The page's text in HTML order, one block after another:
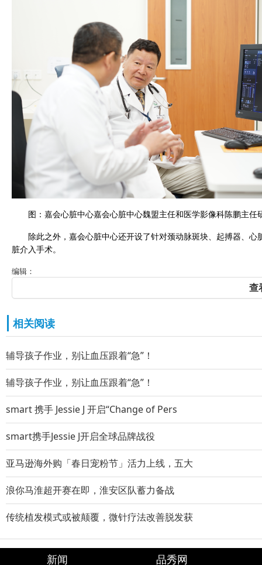
图：嘉会心脏中心嘉会心脏中心魏盟主任和医学影像科陈鹏主任
除此之外，嘉会心脏中心还开设了针对颈动脉斑块、起搏器、
脏介入手术。
编辑：
查
相关阅读
辅导孩子作业，别让血压跟着“急”！
辅导孩子作业，别让血压跟着“急”！
smart 携手 Jessie J 开启“Change of Pers
smart携手Jessie J开启全球品牌战役
亚马逊海外购「春日宠粉节」活力上线，五大
浪你马淮超开赛在即，淮安区队蓄力备战
传统植发模式或被颠覆，微针疗法改善脱发获
新闻 品秀网